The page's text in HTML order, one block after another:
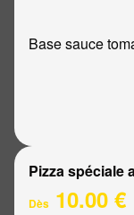
Base sauce
Pizza spéciale
Dès 10.00 €